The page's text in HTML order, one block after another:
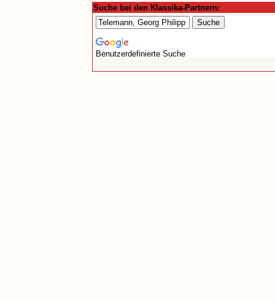
Suche bei den Klassika-Partnern:
Benutzerdefinierte Suche